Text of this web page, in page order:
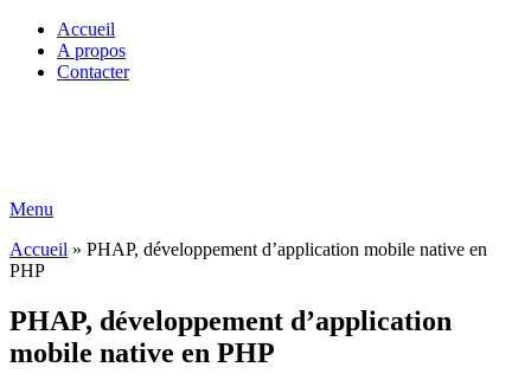
Accueil
A propos
Contacter
Menu
Accueil » PHAP, développement d’application mobile native en
PHP
PHAP, développement d’application
mobile native en PHP